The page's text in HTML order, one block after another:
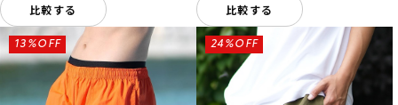
比較する 比較する
13%OFF 24%OFF